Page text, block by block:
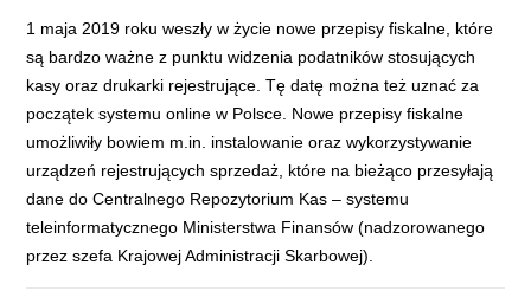
1 maja 2019 roku weszły w życie nowe przepisy fiskalne, które
są bardzo ważne z punktu widzenia podatników stosujących
kasy oraz drukarki rejestrujące. Tę datę można też uznać za
początek systemu online w Polsce. Nowe przepisy fiskalne
umożliwiły bowiem m.in. instalowanie oraz wykorzystywanie
urządzeń rejestrujących sprzedaż, które na bieżąco przesyłają
dane do Centralnego Repozytorium Kas – systemu
teleinformatycznego Ministerstwa Finansów (nadzorowanego
przez szefa Krajowej Administracji Skarbowej).